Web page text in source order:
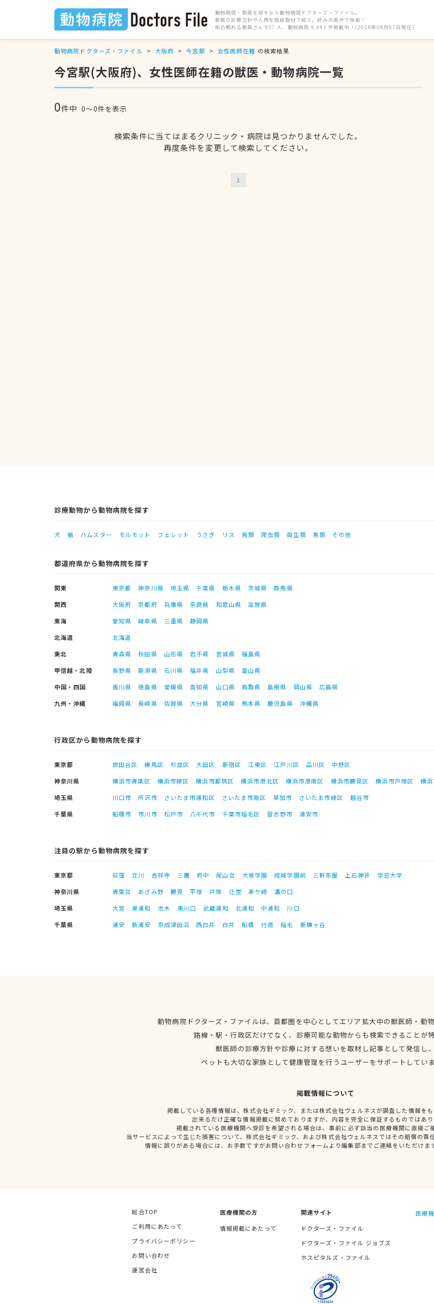
動物病院・獣医を探すなら動物病院ドクターズ・ファイル。
獣医の診療方針や人柄を独自取材で紹介。好みの条件で検索！
街の頼れる獣医さん 937 人、動物病院 9,443 件掲載中！(2026年08月07日現在)
動物病院ドクターズ・ファイル 大阪府 今宮駅 女性医師在籍 の検索結果
今宮駅(大阪府)、女性医師在籍の獣医・動物病院一覧
0件中 0〜0件を表示
検索条件に当てはまるクリニック・病院は見つかりませんでした。
再度条件を変更して検索してください。
1
診療動物から動物病院を探す
犬 猫 ハムスター モルモット フェレット うさぎ リス 鳥類 爬虫類 両生類 魚類 その他
都道府県から動物病院を探す
関東 東京都 神奈川県 埼玉県 千葉県 栃木県 茨城県
群馬県
関西
大阪府 京都府 兵庫県 奈良県 和歌山県
滋賀県
東海
愛知県 岐阜県 三重県
静岡県
北海道
北海道
東北
青森県 秋田県 山形県 岩手県 宮城県
福島県
甲信越・北陸
長野県 新潟県 石川県 福井県 山梨県
富山県
中国・四国
香川県 徳島県 愛媛県 高知県 山口県 鳥取県 島根県 岡山県
広島県
九州・沖縄
福岡県 長崎県 佐賀県 大分県 宮崎県 熊本県 鹿児島県 沖縄県
行政区から動物病院を探す
東京都 世田谷区 練馬区 杉並区 大田区 新宿区 江東区 江戸川区 品川区
中野区
神奈川県
横浜市青葉区 横浜市緑区 横浜市都筑区 横浜市港北区 横浜市港南区 横浜市鶴見区 横浜市戸塚区
横
埼玉県
川口市 所沢市 さいたま市浦和区 さいたま市南区 草加市 さいたま市緑区
越谷市
千葉県
船橋市 市川市 松戸市 八千代市 千葉市稲毛区 習志野市 浦安市
注目の駅から動物病院を探す
東京都 荻窪 立川 吉祥寺 三鷹 府中 尾山台 大泉学園 成城学園前 三軒茶屋 上石神井
学芸大学
神奈川県
青葉台 あざみ野 鶴見 平塚 戸塚 辻堂 茅ケ崎
溝の口
埼玉県
大宮 東浦和 志木 東川口 武蔵浦和 北浦和 中浦和
川口
千葉県
浦安 新浦安 京成津田沼 西白井 白井 船橋 行徳 稲毛 新鎌ヶ谷
動物病院ドクターズ・ファイルは、首都圏を中心としてエリア拡大中の獣医師・動
路線・駅・行政区だけでなく、診療可能な動物からも検索できることが
獣医師の診療方針や診療に対する想いを取材し記事として発信し
ペットも大切な家族として健康管理を行うユーザーをサポートしてい
掲載情報について
掲載している各種情報は、株式会社ギミック、または株式会社ウェルネスが調査した情報を
出来るだけ正確な情報掲載に努めておりますが、内容を完全に保証するものではあ
掲載されている医療機関へ受診を希望される場合は、事前に必ず該当の医療機関に直接ご
当サービスによって生じた損害について、株式会社ギミック、および株式会社ウェルネスではその賠償の責
情報に誤りがある場合には、お手数ですがお問い合わせフォームより編集部までご連絡をいただけま
総合TOP
ご利用にあたって
プライバシーポリシー
お問い合わせ
運営会社
医療機関の方
情報掲載にあたって
関連サイト
ドクターズ・ファイル
ドクターズ・ファイル ジョブズ
ホスピタルズ・ファイル
医療